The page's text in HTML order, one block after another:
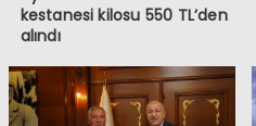
kestanesi kilosu 550 TL’den
alındı